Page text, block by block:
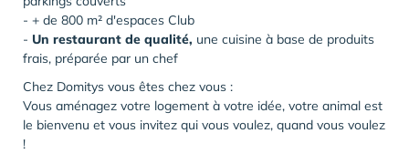
- + de 800 m² d'espaces Club
- Un restaurant de qualité, une cuisine à base de produits
frais, préparée par un chef
Chez Domitys vous êtes chez vous :
Vous aménagez votre logement à votre idée, votre animal est
le bienvenu et vous invitez qui vous voulez, quand vous voulez
!